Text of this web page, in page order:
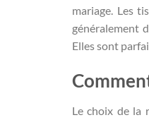
mariage. Les
généralement
Elles sont
Le choix de la